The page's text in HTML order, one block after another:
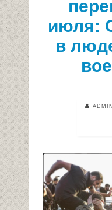
июля:
в
ADMIN